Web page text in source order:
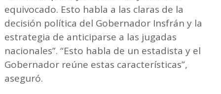
equivocado. Esto habla a las claras de la
decisión política del Gobernador Insfrán y la
estrategia de anticiparse a las jugadas
nacionales”. “Esto habla de un estadista y el
Gobernador reúne estas características”,
aseguró.